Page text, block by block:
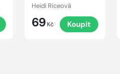
Heidi Riceová
69 Kč Koupit